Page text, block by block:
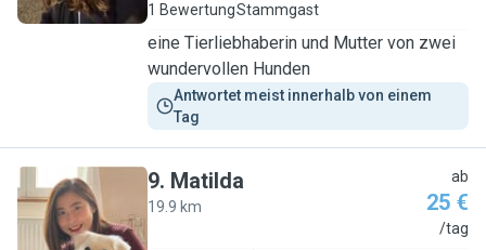
1 BewertungStammgast
eine Tierliebhaberin und Mutter von zwei
wundervollen Hunden
Antwortet meist innerhalb von einem
Tag
M
9. Matilda
19.9 km
ab
25 €
/tag